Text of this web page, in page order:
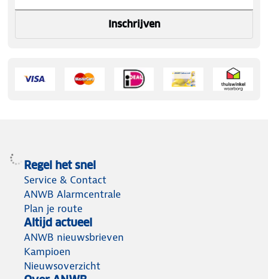
Inschrijven
Regel het snel
Service & Contact
ANWB Alarmcentrale
Plan je route
Altijd actueel
ANWB nieuwsbrieven
Kampioen
Nieuwsoverzicht